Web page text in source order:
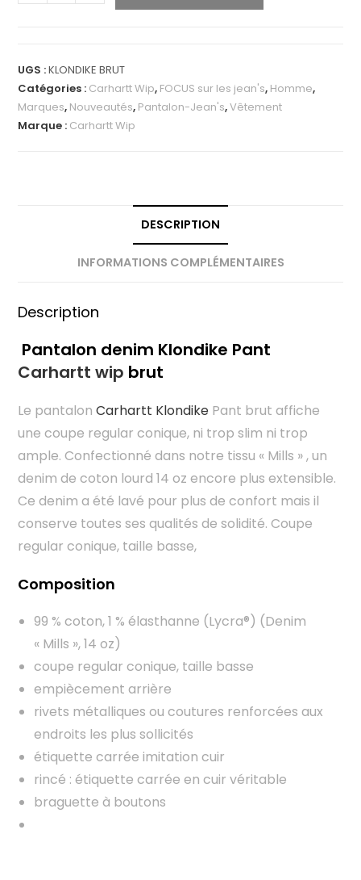
UGS :KLONDIKE BRUT
Catégories : Carhartt Wip, FOCUS sur les jean's, Homme,
Marques, Nouveautés, Pantalon-Jean's,Vêtement
Marque : Carhartt Wip
DESCRIPTION
INFORMATIONS COMPLÉMENTAIRES
Description
Pantalon denim Klondike Pant
Carhartt wip brut
Le pantalonCarhartt Klondike Pant brut affiche
une coupe regular conique, ni trop slim ni trop
ample. Confectionné dans notre tissu « Mills » , un
denim de coton lourd 14 oz encore plus extensible.
Ce denim a été lavé pour plus de confort mais il
conserve toutes ses qualités de solidité. Coupe
regular conique, taille basse,
Composition
99 % coton, 1 % élasthanne (Lycra®) (Denim
« Mills », 14 oz)
coupe regular conique, taille basse
empiècement arrière
rivets métalliques ou coutures renforcées aux
endroits les plus sollicités
étiquette carrée imitation cuir
rincé : étiquette carrée en cuir véritable
braguette à boutons